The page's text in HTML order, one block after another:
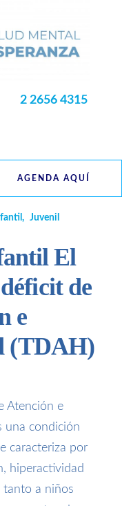
2 2656 4315
AGENDA AQUÍ
Juvenil
El
de
e
(TDAH)
Atención e
una condición
caracteriza por
hiperactividad
tanto a niños